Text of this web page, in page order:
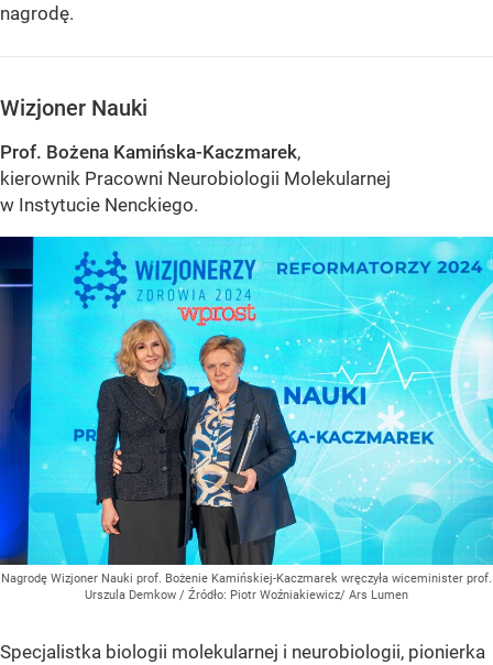
nagrodę.
Wizjoner Nauki
Prof. Bożena Kamińska-Kaczmarek,
kierownik Pracowni Neurobiologii Molekularnej
w Instytucie Nenckiego.
Nagrodę Wizjoner Nauki prof. Bożenie Kamińskiej-Kaczmarek wręczyła wiceminister prof.
Urszula Demkow / Źródło: Piotr Woźniakiewicz/ Ars Lumen
Specjalistka biologii molekularnej i neurobiologii, pionierka